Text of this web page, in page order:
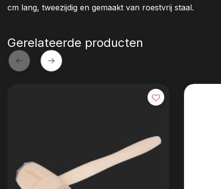
cm lang, tweezijdig en gemaakt van roestvrij staal.
Gerelateerde producten